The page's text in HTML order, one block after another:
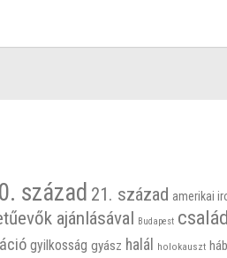
század 21. század amerikai
ajánlásával Budapest család
gyilkosság gyász halál holokauszt